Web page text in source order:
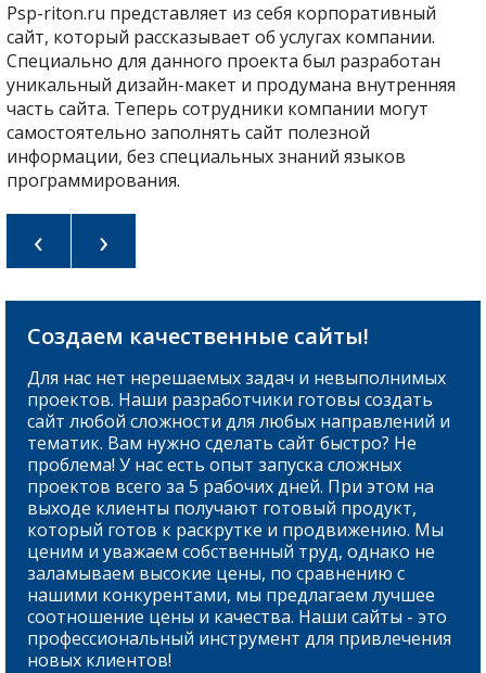
Psp-riton.ru представляет из себя корпоративный
сайт, который рассказывает об услугах компании.
Специально для данного проекта был разработан
уникальный дизайн-макет и продумана внутренняя
часть сайта. Теперь сотрудники компании могут
самостоятельно заполнять сайт полезной
информации, без специальных знаний языков
программирования.
‹ ›
Создаем качественные сайты!
Для нас нет нерешаемых задач и невыполнимых
проектов. Наши разработчики готовы создать
сайт любой сложности для любых направлений и
тематик. Вам нужно сделать сайт быстро? Не
проблема! У нас есть опыт запуска сложных
проектов всего за 5 рабочих дней. При этом на
выходе клиенты получают готовый продукт,
который готов к раскрутке и продвижению. Мы
ценим и уважаем собственный труд, однако не
заламываем высокие цены, по сравнению с
нашими конкурентами, мы предлагаем лучшее
соотношение цены и качества. Наши сайты - это
профессиональный инструмент для привлечения
новых клиентов!